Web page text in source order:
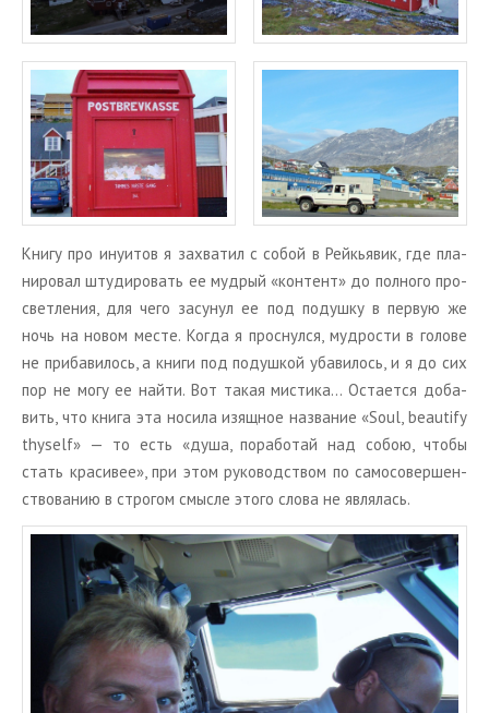
Книгу про ину­и­тов я за­хва­тил с собой в Рейкья­вик, где пла­
ни­ро­вал шту­ди­ро­вать ее муд­рый «кон­тент» до пол­но­го про­
свет­ле­ния, для чего за­су­нул ее под по­душ­ку в первую же
ночь на новом месте. Когда я проснул­ся, муд­ро­сти в го­ло­ве
не при­ба­ви­лось, а книги под по­душ­кой уба­ви­лось, и я до сих
пор не могу ее найти. Вот такая ми­сти­ка… Оста­ет­ся до­ба­
вить, что книга эта но­си­ла изящ­ное на­зва­ние «Soul, beautify
thyself» — то есть «душа, по­ра­бо­тай над собою, чтобы
стать кра­си­вее», при этом ру­ко­вод­ством по са­мо­со­вер­шен­
ство­ва­нию в стро­гом смыс­ле этого слова не яв­ля­лась.